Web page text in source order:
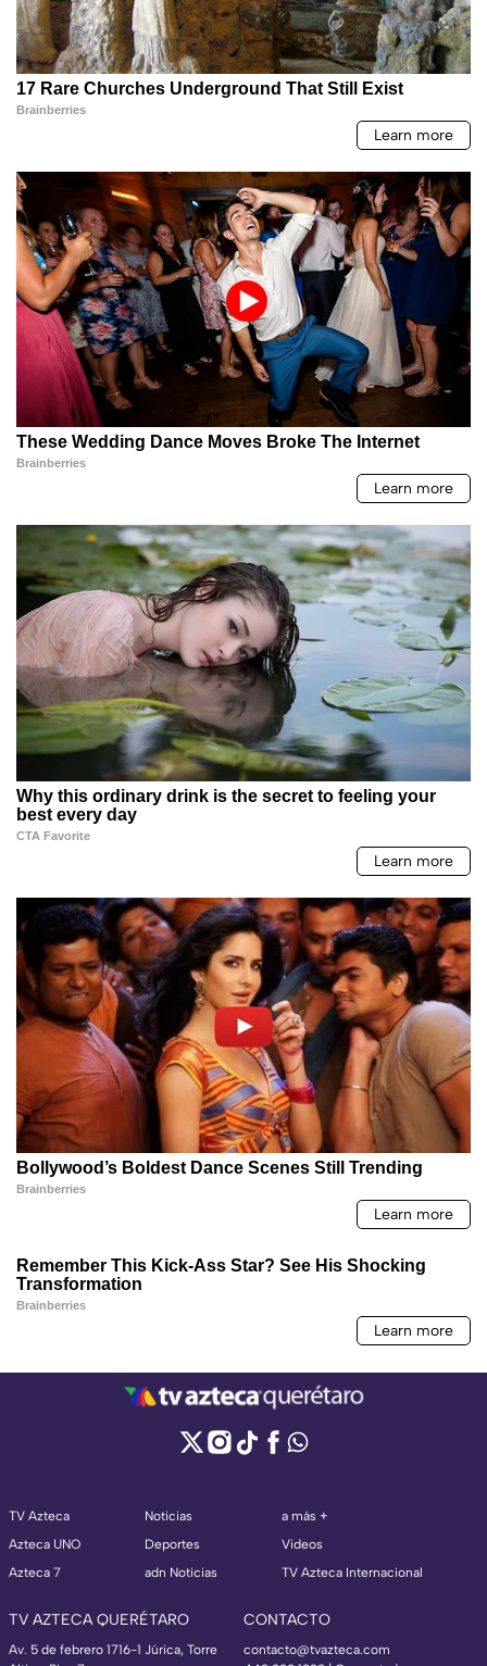
TV Azteca
Azteca UNO
Azteca 7
Noticias
Deportes
adn Noticias
a más +
Videos
TV Azteca Internacional
TV AZTECA QUERÉTARO
Av. 5 de febrero 1716-1 Júrica, Torre
CONTACTO
contacto@tvazteca.com